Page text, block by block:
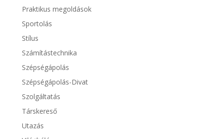
Praktikus megoldások
Sportolás
Stílus
Számítástechnika
Szépségápolás
Szépségápolás-Divat
Szolgáltatás
Társkereső
Utazás